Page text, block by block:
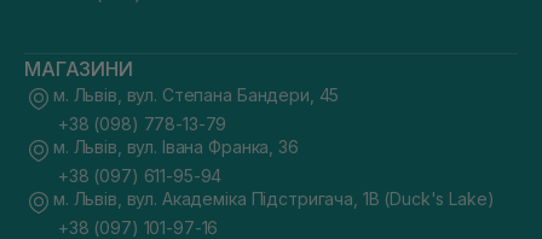
МАГАЗИНИ
м. Львів, вул. Степана Бандери, 45
+38 (098) 778-13-79
м. Львів, вул. Івана Франка, 36
+38 (097) 611-95-94
м. Львів, вул. Академіка Підстригача, 1В (Duck's Lake)
+38 (097) 101-97-16